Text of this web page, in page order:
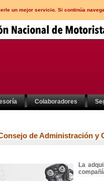
un mejor servicio. Si continúa
Colaboradores
de Administración
La